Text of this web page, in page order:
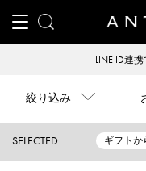
LINE ID連
絞り込み
SELECTED ギフトか